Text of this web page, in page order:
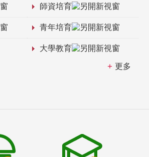
師資培育
青年培育
大學教育
更多